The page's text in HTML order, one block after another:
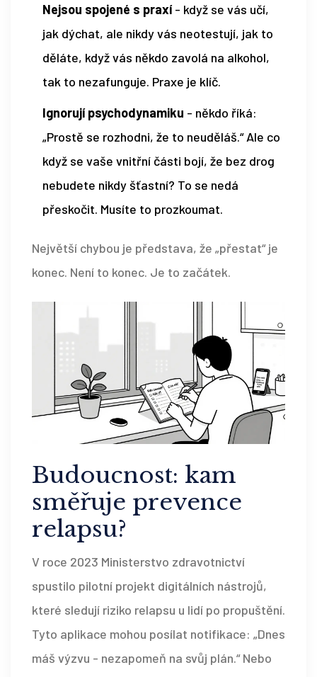
Nejsou spojené s praxí- když se vás učí,
jak dýchat, ale nikdy vás neotestují, jak to
děláte, když vás někdo zavolá na alkohol,
tak to nezafunguje. Praxe je klíč.
Ignorují psychodynamiku - někdo říká:
„Prostě se rozhodni, že to neuděláš.“ Ale co
když se vaše vnitřní části bojí, že bez drog
nebudete nikdy šťastní? To se nedá
přeskočit. Musíte to prozkoumat.
Největší chybou je představa, že „přestat“ je
konec. Není to konec. Je to začátek.
Budoucnost: kam
směřuje prevence
relapsu?
V roce 2023 Ministerstvo zdravotnictví
spustilo pilotní projekt digitálních nástrojů,
které sledují riziko relapsu u lidí po propuštění.
Tyto aplikace mohou posílat notifikace: „Dnes
máš výzvu - nezapomeň na svůj plán.“ Nebo